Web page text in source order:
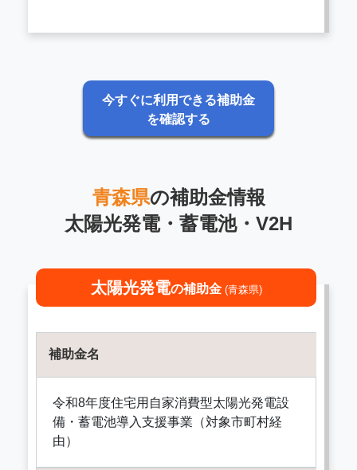
今すぐに利用できる補助金
を確認する
青森県の補助金情報
太陽光発電・蓄電池・V2H
太陽光発電の補助金 (青森県)
補助金名
令和8年度住宅用自家消費型太陽光発電設
備・蓄電池導入支援事業（対象市町村経
由）